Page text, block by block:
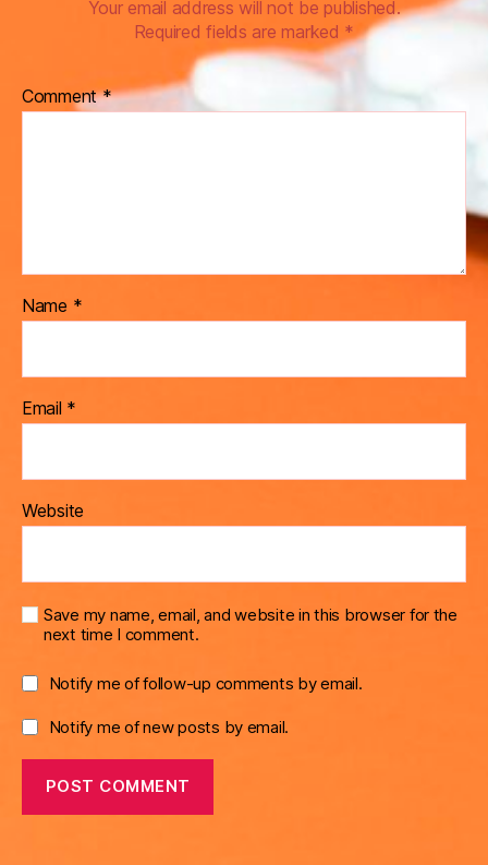
Your email address will not be published.
Required fields are marked *
Comment*
Name *
Email *
Website
Save my name, email, and website in this browser for the
next time I comment.
Notify me of follow-up comments by email.
Notify me of new posts by email.